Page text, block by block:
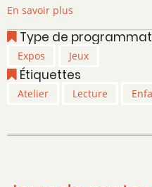
En savoir plus
Activités
de
la
bibliothèque
communale
Type de
Expos Jeux
Étiquettes
Atelier Lecture